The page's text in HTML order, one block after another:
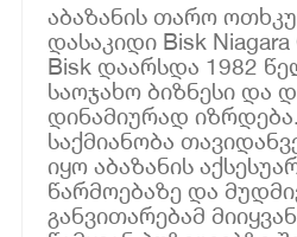
აბაზანის თარო
დასაკიდი Bisk Niagara
Bisk დაარსდა 1982
საოჯახო ბიზნესი და
დინამიურად
საქმიანობა
იყო აბაზანის
წარმოებაზე და
განვითარებამ